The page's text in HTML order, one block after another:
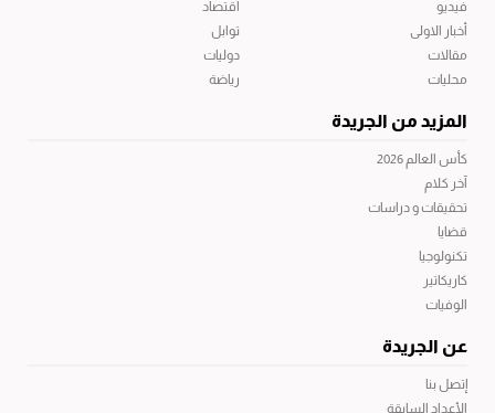
فيديو
أخبار الاولى
مقالات
محليات
اقتصاد
توابل
دوليات
رياضة
المزيد من الجريدة
كأس العالم 2026
آخر كلام
تحقيقات و دراسات
قضايا
تكنولوجيا
كاريكاتير
الوفيات
عن الجريدة
إتصل بنا
الأعداد السابقة